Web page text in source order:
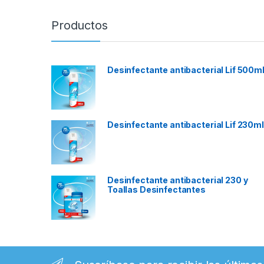
Productos
Desinfectante antibacterial Lif
Desinfectante antibacterial Lif
Desinfectante antibacterial 230 y
Toallas Desinfectantes